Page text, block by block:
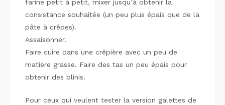
farine petit à petit, mixer jusqu’à obtenir la
consistance souhaitée (un peu plus épais que de la
pâte à crêpes).
Assaisonner.
Faire cuire dans une crêpière avec un peu de
matière grasse. Faire des tas un peu épais pour
obtenir des blinis.
Pour ceux qui veulent tester la version galettes de